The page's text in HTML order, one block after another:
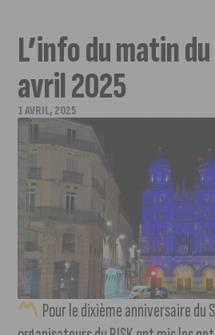
L’info du matin
avril 2025
1 AVRIL, 2025
Pour le dixième anniversaire du